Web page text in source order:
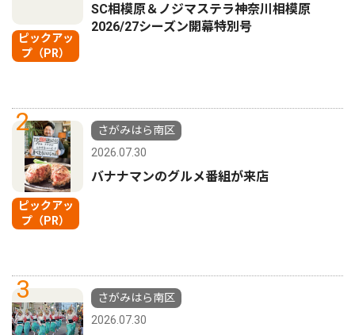
ピックアッ
プ（PR）
SC相模原＆ノジマステラ神奈川相模原
2026/27シーズン開幕特別号
2
ピックアッ
プ（PR）
さがみはら南区
2026.07.30
バナナマンのグルメ番組が来店
3
さがみはら南区
2026.07.30